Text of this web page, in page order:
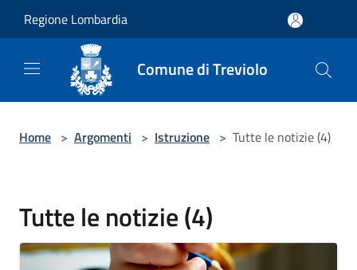
Regione Lombardia
Comune di Treviolo
Home > Argomenti > Istruzione > Tutte le notizie (4)
Tutte le notizie (4)